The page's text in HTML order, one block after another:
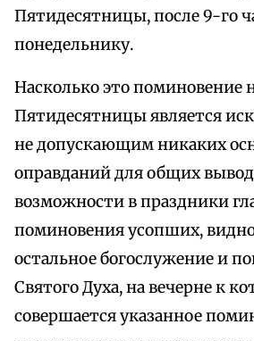
Пятидесятницы, после 9-го
понедельнику.
Насколько это поминовение
Пятидесятницы является
не допускающим никаких
оправданий для общих
возможности в праздники
поминовения усопших, видно
остальное богослужение и
Святого Духа, на вечерне к
совершается указанное